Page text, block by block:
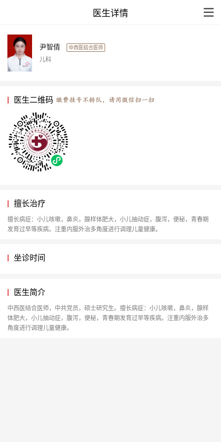
医生详情
尹智倩 中西医结合医师
儿科
医生二维码
擅长治疗
擅长病症：小儿咳嗽，鼻炎，腺样体肥大，小儿抽动症，腹泻，便秘，青春期
发育过早等疾病。注重内服外治多角度进行调理儿童健康。
坐诊时间
医生简介
中西医结合医师，中共党员，硕士研究生。擅长病症：小儿咳嗽，鼻炎，腺样
体肥大，小儿抽动症，腹泻，便秘，青春期发育过早等疾病。注重内服外治多
角度进行调理儿童健康。